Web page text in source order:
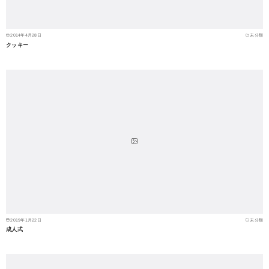
2014年4月28日 未分類
クッキー
2019年1月22日 未分類
成人式